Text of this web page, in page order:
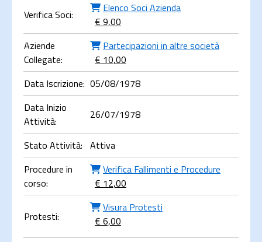
Verifica Soci:
Elenco Soci Azienda
€ 9,00
Aziende
Collegate:
Partecipazioni in altre società
€ 10,00
Data Iscrizione: 05/08/1978
Data Inizio
Attività:
26/07/1978
Stato Attività: Attiva
Procedure in
corso:
Verifica Fallimenti e Procedure
€ 12,00
Protesti:
Visura Protesti
€ 6,00